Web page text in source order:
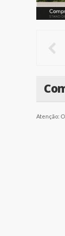
Atenção: